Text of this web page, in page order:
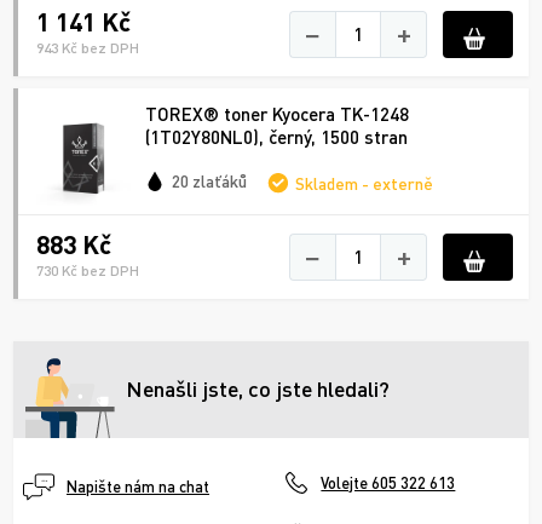
1 141 Kč
943 Kč bez DPH − +
TOREX® toner Kyocera TK-1248
(1T02Y80NL0), černý, 1500 stran
20 zlaťáků Skladem - externě
883 Kč
730 Kč bez DPH − +
Nenašli jste, co jste hledali?
Napište nám na chat Volejte 605 322 613